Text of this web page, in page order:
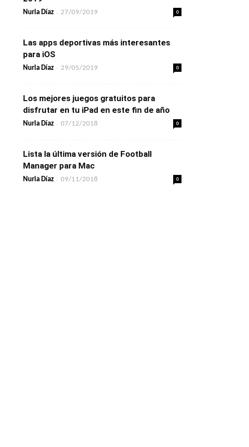
Nuria Díaz - 27/09/2019 0
Las apps deportivas más interesantes
para iOS
Nuria Díaz - 29/05/2019 0
Los mejores juegos gratuitos para
disfrutar en tu iPad en este fin de año
Nuria Díaz - 07/12/2018 0
Lista la última versión de Football
Manager para Mac
Nuria Díaz - 09/11/2018 0